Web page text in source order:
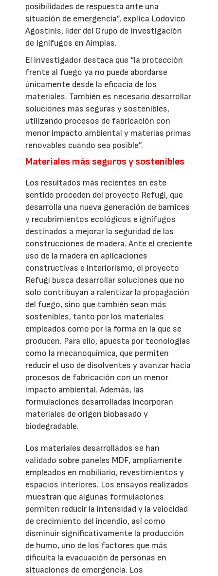
posibilidades de respuesta ante una
situación de emergencia”, explica Lodovico
Agostinis, líder del Grupo de Investigación
de Ignífugos en Aimplas.
El investigador destaca que “la protección
frente al fuego ya no puede abordarse
únicamente desde la eficacia de los
materiales. También es necesario desarrollar
soluciones más seguras y sostenibles,
utilizando procesos de fabricación con
menor impacto ambiental y materias primas
renovables cuando sea posible”.
Materiales más seguros y sostenibles
Los resultados más recientes en este
sentido proceden del proyecto Refugi, que
desarrolla una nueva generación de barnices
y recubrimientos ecológicos e ignífugos
destinados a mejorar la seguridad de las
construcciones de madera. Ante el creciente
uso de la madera en aplicaciones
constructivas e interiorismo, el proyecto
Refugi busca desarrollar soluciones que no
solo contribuyan a ralentizar la propagación
del fuego, sino que también sean más
sostenibles, tanto por los materiales
empleados como por la forma en la que se
producen. Para ello, apuesta por tecnologías
como la mecanoquímica, que permiten
reducir el uso de disolventes y avanzar hacia
procesos de fabricación con un menor
impacto ambiental. Además, las
formulaciones desarrolladas incorporan
materiales de origen biobasado y
biodegradable.
Los materiales desarrollados se han
validado sobre paneles MDF, ampliamente
empleados en mobiliario, revestimientos y
espacios interiores. Los ensayos realizados
muestran que algunas formulaciones
permiten reducir la intensidad y la velocidad
de crecimiento del incendio, así como
disminuir significativamente la producción
de humo, uno de los factores que más
dificulta la evacuación de personas en
situaciones de emergencia. Los